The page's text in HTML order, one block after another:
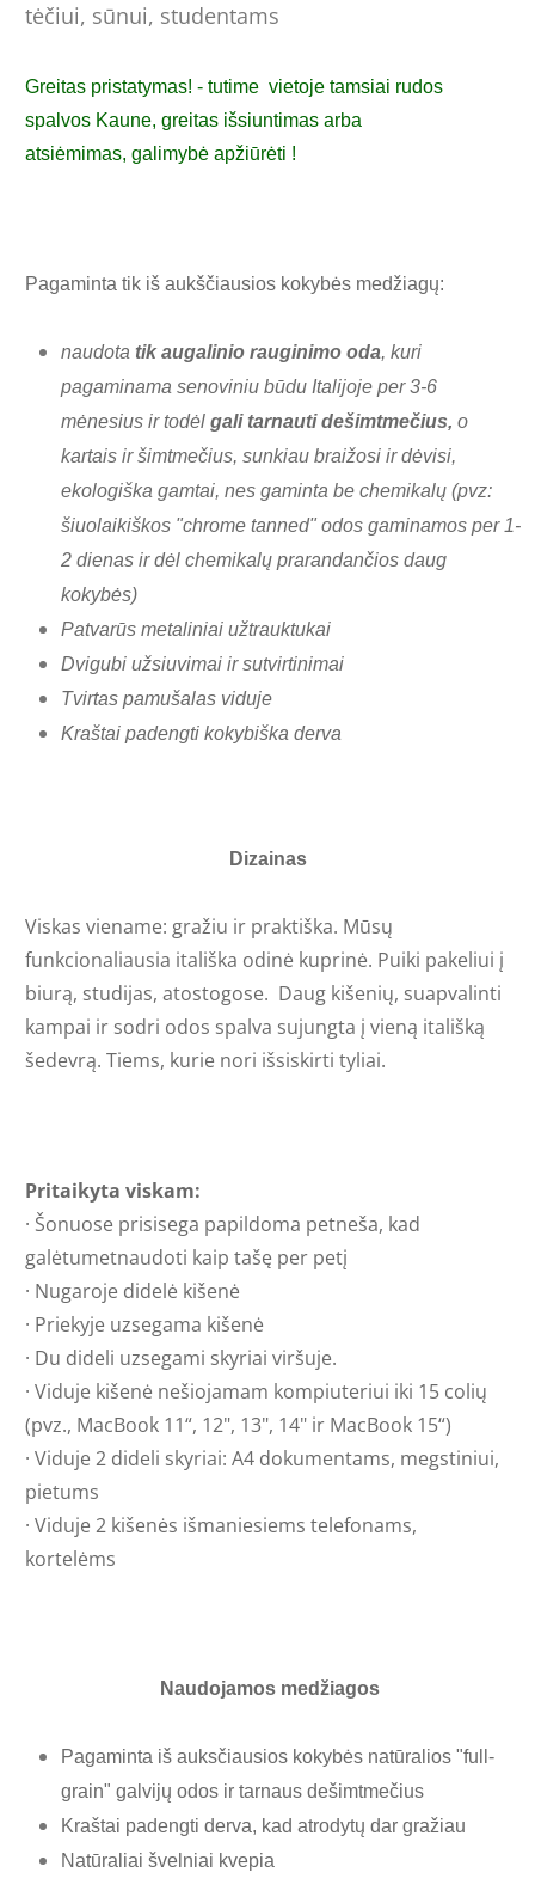
tėčiui, sūnui, studentams
Greitas pristatymas! - tutime vietoje tamsiai rudos
spalvos Kaune, greitas išsiuntimas arba
atsiėmimas,galimybėapžiūrėti !
Pagaminta tik iš aukščiausios kokybės medžiagų:
naudota tik augalinio rauginimo oda, kuri
pagaminama senoviniu būdu Italijoje per 3-6
mėnesius ir todėlgali tarnauti dešimtmečius, o
kartais ir šimtmečius, sunkiau braižosi ir dėvisi,
ekologiška gamtai, nes gaminta be chemikalų (pvz:
šiuolaikiškos "chrome tanned" odos gaminamos per 1-
2 dienas ir dėl chemikalų prarandančios daug
kokybės)
Patvarūs metaliniai užtrauktukai
Dvigubi užsiuvimai ir sutvirtinimai
Tvirtas pamušalas viduje
Kraštai padengti kokybiška derva
Dizainas
Viskas viename: gražiu ir praktiška. Mūsų
funkcionaliausia itališka odinė kuprinė. Puiki pakeliui į
biurą, studijas, atostogose. Daug kišenių, suapvalinti
kampai ir sodri odos spalva sujungta į vieną itališką
šedevrą. Tiems, kurie nori išsiskirti tyliai.
Pritaikyta viskam:
· Šonuose prisisega papildoma petneša, kad
galėtumetnaudoti kaip tašę per petį
· Nugaroje didelė kišenė
· Priekyje uzsegama kišenė
· Du dideli uzsegami skyriai viršuje.
·Viduje kišenė nešiojamam kompiuteriui iki 15 colių
(pvz., MacBook 11“, 12", 13", 14" ir MacBook 15“)
·Viduje2 dideli skyriai: A4 dokumentams, megstiniui,
pietums
· Viduje 2 kišenės išmaniesiems telefonams,
kortelėms
Naudojamos medžiagos
Pagaminta iš auksčiausios kokybės natūralios "full-
grain" galvijų odos ir tarnaus dešimtmečius
Kraštai padengti derva, kad atrodytų dar gražiau
Natūraliaišvelniai kvepia